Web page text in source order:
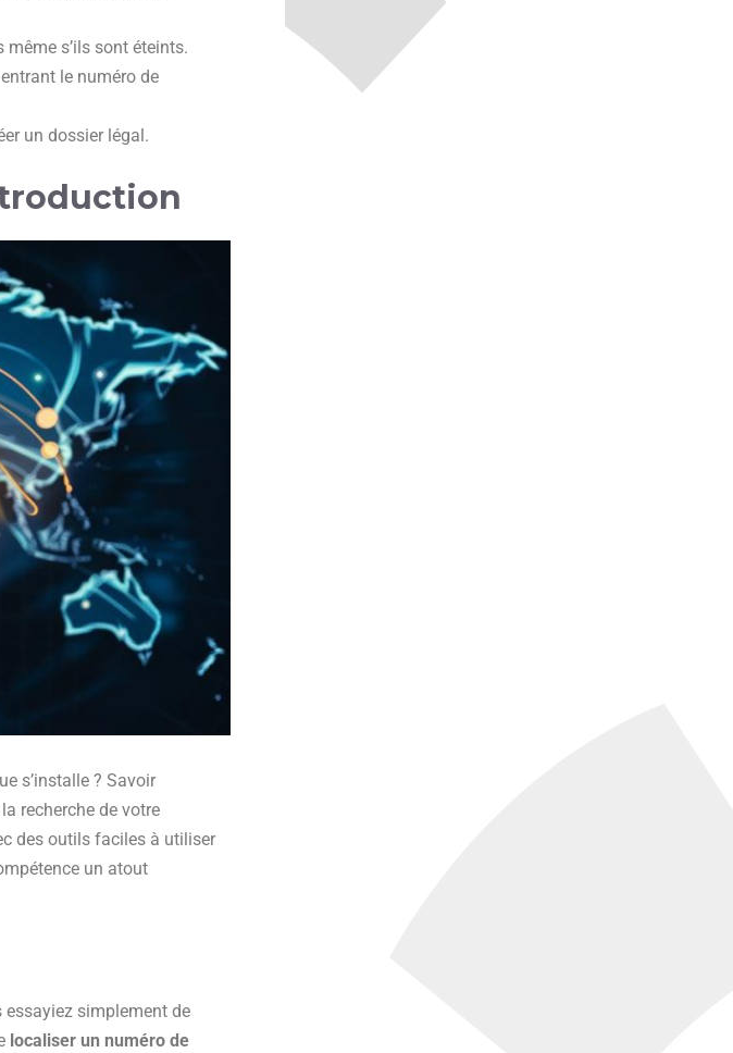
s’ils sont éteints.
le numéro de
un dossier légal.
s’installe ? Savoir
recherche de votre
des outils faciles à utiliser
un atout
essayiez simplement de
localiser un numéro de